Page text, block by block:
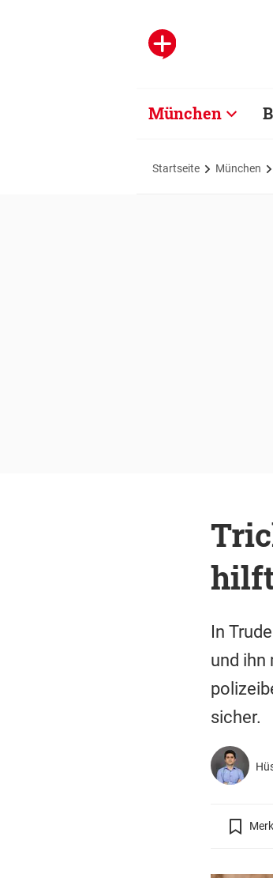
München
Startseite München
In
und ihn
sicher.